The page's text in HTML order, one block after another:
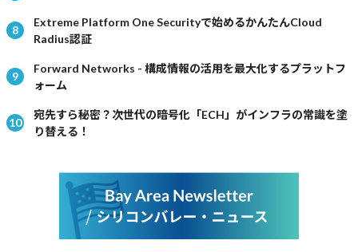
Extreme Platform One Securityで始めるかんたんCloud
Radius認証
Forward Networks - 構成情報の活用を最大化するプラットフ
ォーム
宛先すら秘密？次世代の暗号化「ECH」がインフラの常識を塗
り替える！